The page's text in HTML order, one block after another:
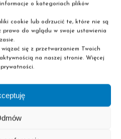
o kategoriach plików
cookie lub odrzucić te, które nie są
do wglądu w swoje ustawienia
się z przetwarzaniem Twoich
na naszej stronie. Więcej
obsługi programu
(online)
księgi przychodów i